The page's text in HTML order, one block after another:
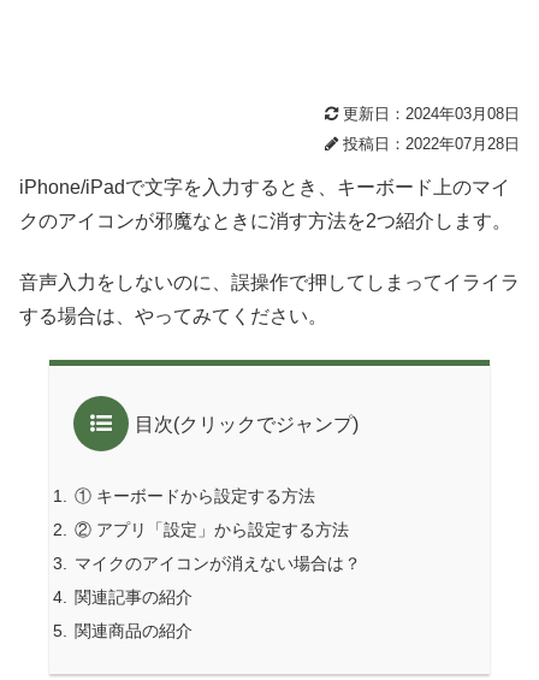
更新日：2024年03月08日
投稿日：2022年07月28日
iPhone/iPadで文字を入力するとき、キーボード上のマイ
クのアイコンが邪魔なときに消す方法を2つ紹介します。
音声入力をしないのに、誤操作で押してしまってイライラ
する場合は、やってみてください。
目次(クリックでジャンプ)
① キーボードから設定する方法
② アプリ「設定」から設定する方法
マイクのアイコンが消えない場合は？
関連記事の紹介
関連商品の紹介